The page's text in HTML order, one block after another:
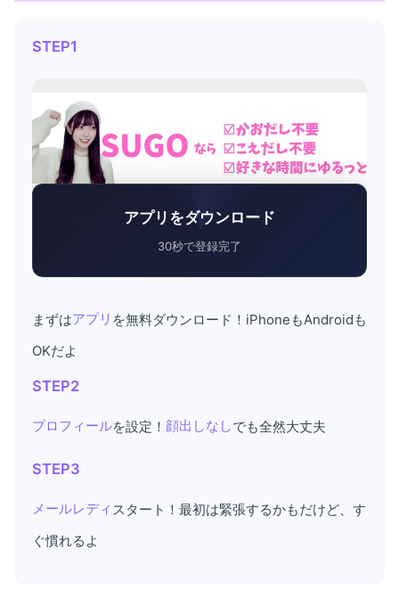
STEP1
アプリをダウンロード
30秒で登録完了
まずはアプリ を無料ダウンロード！iPhoneもAndroidも
OKだよ
STEP2
プロフィールを設定！ 顔出しなしでも全然大丈夫
STEP3
メールレディ スタート！最初は緊張するかもだけど、す
ぐ慣れるよ